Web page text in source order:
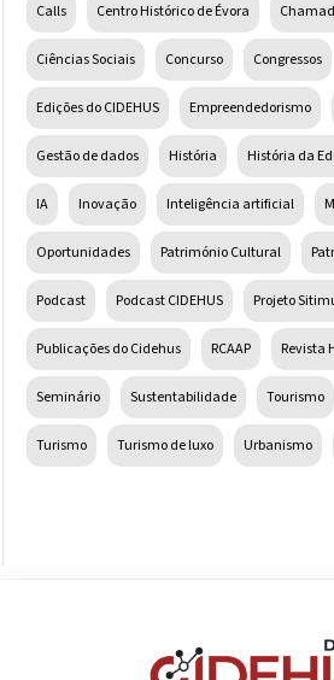
Calls Centro Histórico de Évora
Ciências Sociais Concurso Congressos
Edições do CIDEHUS Empreendedorismo
Gestão de dados História História da
IA Inovação Inteligência artificial
Oportunidades Património Cultural
Podcast Podcast CIDEHUS Projeto
Publicações do Cidehus RCAAP Revista
Seminário Sustentabilidade Tourismo
Turismo Turismo de luxo Urbanismo